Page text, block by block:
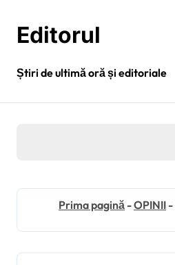
conținutEditorul
Știri de ultimă oră și editoriale
Prima pagină -OPINII -